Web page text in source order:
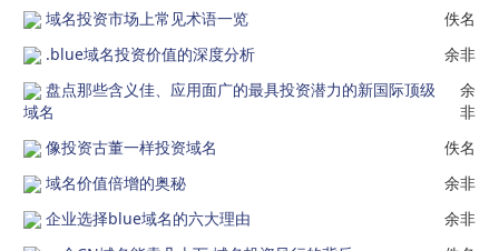
域名投资市场上常见术语一览
佚名
.blue域名投资价值的深度分析
余非
盘点那些含义佳、应用面广的最具投资潜力的新国际顶级
域名
余
非
像投资古董一样投资域名
佚名
域名价值倍增的奥秘
余非
企业选择blue域名的六大理由
余非